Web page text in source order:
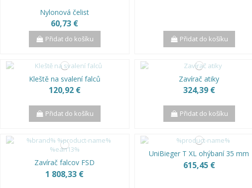
Nylonová čelist
60,73 €
Přidat do košíku Přidat do košíku
Kleště na svalení falců
120,92 €
Přidat do košíku
Zavírač atiky
324,39 €
Přidat do košíku
Zavírač falcov FSD
1 808,33 €
UniBieger T XL ohýbaní 35 mm
615,45 €